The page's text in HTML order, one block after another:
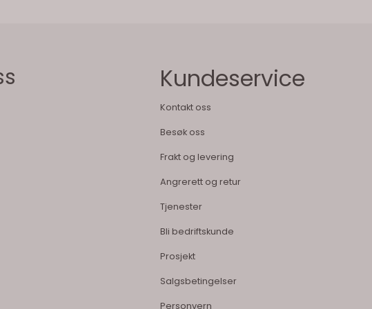
Kundeservice
Kontakt oss
Besøk oss
Frakt og levering
Angrerett og retur
Tjenester
Bli bedriftskunde
Prosjekt
Salgsbetingelser
Personvern